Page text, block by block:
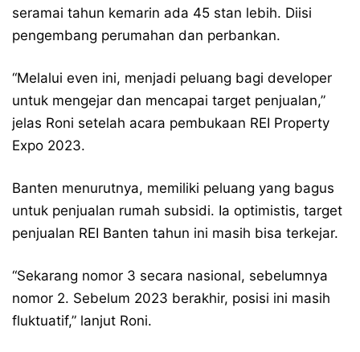
seramai tahun kemarin ada 45 stan lebih. Diisi
pengembang perumahan dan perbankan.
“Melalui even ini, menjadi peluang bagi developer
untuk mengejar dan mencapai target penjualan,”
jelas Roni setelah acara pembukaan REI Property
Expo 2023.
Banten menurutnya, memiliki peluang yang bagus
untuk penjualan rumah subsidi. Ia optimistis, target
penjualan REI Banten tahun ini masih bisa terkejar.
“Sekarang nomor 3 secara nasional, sebelumnya
nomor 2. Sebelum 2023 berakhir, posisi ini masih
fluktuatif,” lanjut Roni.